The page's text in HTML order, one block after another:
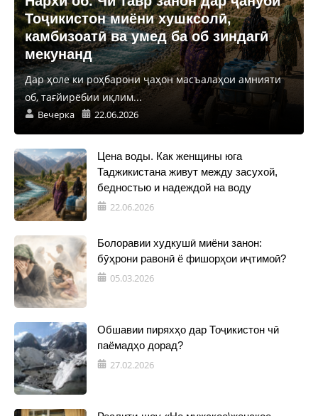
Тоҷикистон миёни хушксолӣ,
камбизоатӣ ва умед ба об зиндагӣ
мекунанд
Дар ҳоле ки роҳбарони ҷаҳон масъалаҳои амнияти
об, тағйирёбии иқлим...
Вечерка 22.06.2026
Цена воды. Как женщины юга
Таджикистана живут между засухой,
бедностью и надеждой на воду
22.06.2026
Болоравии худкушӣ миёни занон:
бӯҳрони равонӣ ё фишорҳои иҷтимоӣ?
05.03.2026
Обшавии пиряхҳо дар Тоҷикистон чӣ
паёмадҳо дорад?
27.02.2026